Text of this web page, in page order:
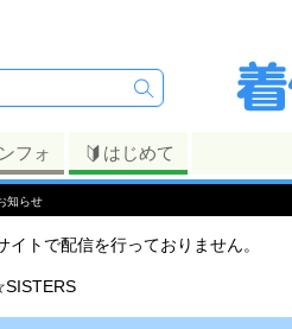
フォ はじめて
知らせ
トで配信を行っておりません。